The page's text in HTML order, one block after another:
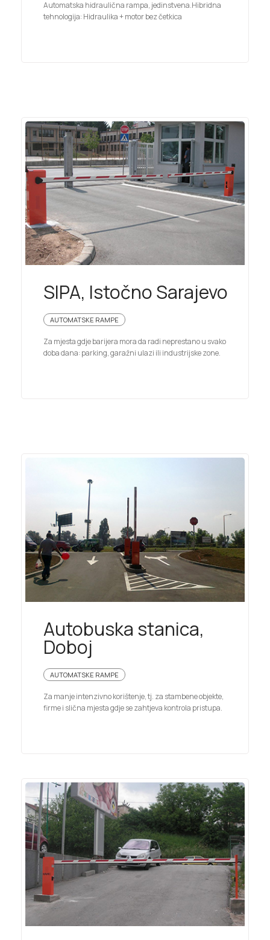
Automatska hidraulična rampa, jedinstvena.Hibridna
tehnologija: Hidraulika + motor bez četkica
SIPA, Istočno Sarajevo
AUTOMATSKE RAMPE
Za mjesta gdje barijera mora da radi neprestano u svako
doba dana: parking, garažni ulazi ili industrijske zone.
Autobuska stanica,
Doboj
AUTOMATSKE RAMPE
Za manje intenzivno korištenje, tj. za stambene objekte,
firme i slična mjesta gdje se zahtjeva kontrola pristupa.